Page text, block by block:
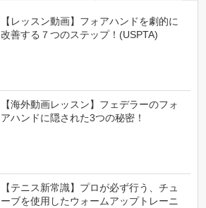
【レッスン動画】フォアハンドを劇的に
改善する７つのステップ！(USPTA)
【海外動画レッスン】フェデラーのフォ
アハンドに隠された3つの秘密！
【テニス新常識】プロが必ず行う、チュ
ーブを使用したウォームアップトレーニ